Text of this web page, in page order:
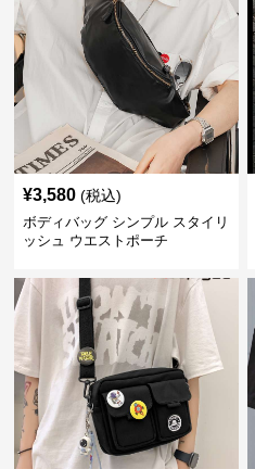
¥3,580 (税込)
ボディバッグ シンプル スタイリ
ッシュ ウエストポーチ